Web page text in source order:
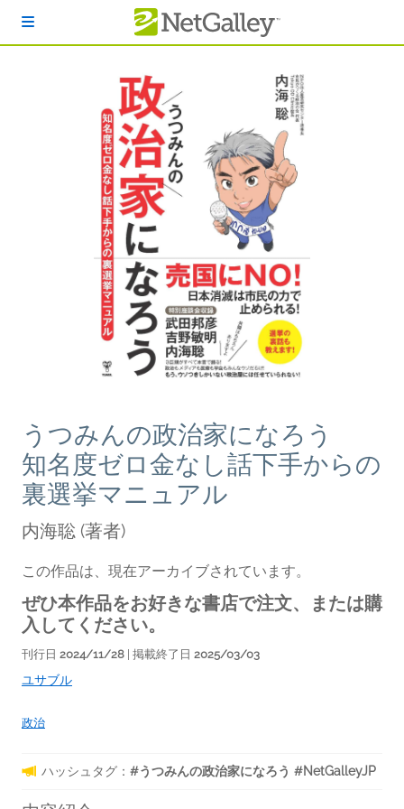
うつみんの政治家になろう
知名度ゼロ金なし話下手からの
裏選挙マニュアル
内海聡 (著者)
この作品は、現在アーカイブされています。
ぜひ本作品をお好きな書店で注文、または購
入してください。
刊行日 2024/11/28 | 掲載終了日 2025/03/03
ユサブル
政治
ハッシュタグ： #うつみんの政治家になろう #NetGalleyJP